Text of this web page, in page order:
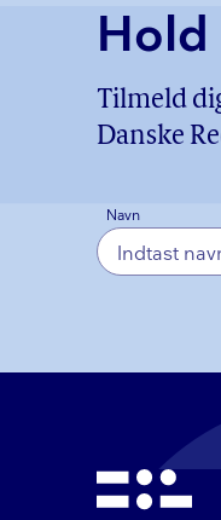
Tilmeld
Danske
Navn